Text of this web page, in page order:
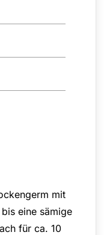
mit
eine sämige
für ca. 10